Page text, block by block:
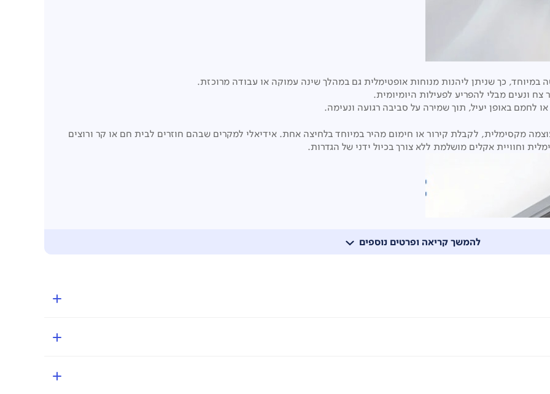
להמשך קריאה ופרטים נוספים
כך שניתן ליהנות מנוחות אופטימלית גם במהלך שינה עמוקה או עבודה מרוכזת.
ונעים מבלי להפריע לפעילות היומיומית.
לחמם באופן יעיל, תוך שמירה על סביבה רגועה ונעימה.
מקסימלית, לקבלת קירור או חימום מהיר במיוחד בלחיצה אחת. אידיאלי למקרים שבהם חוזרים לבית חם או קר ורוצים
וחוויית אקלים מושלמת ללא צורך בכיול ידני של הגדרות.